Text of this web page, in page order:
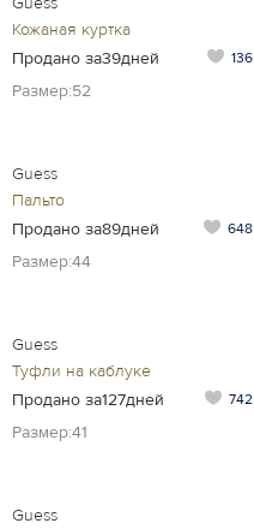
Кожаная куртка
Продано за39дней
136
Размер:52
Guess
Пальто
Продано за89дней
648
Размер:44
Guess
Туфли на каблуке
Продано за127дней
742
Размер:41
Guess